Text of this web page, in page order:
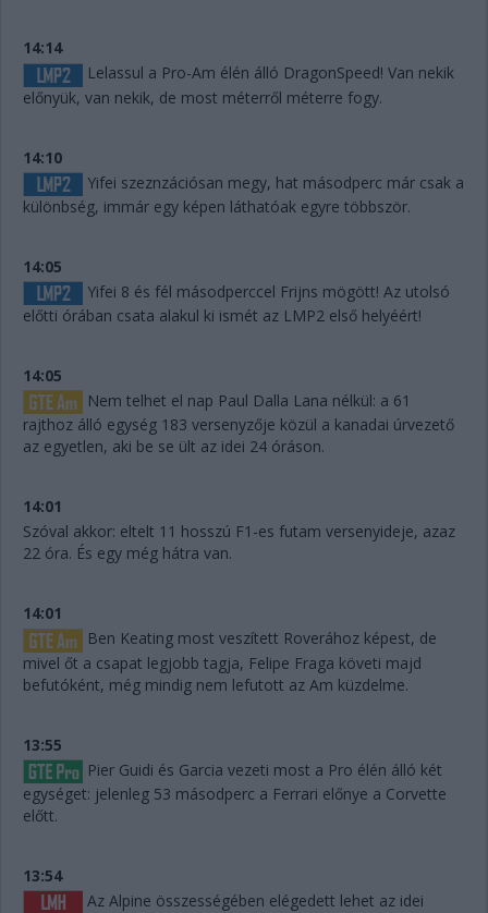
14:14
Lelassul a Pro-Am élén álló DragonSpeed! Van nekik
előnyük, van nekik, de most méterről méterre fogy.
14:10
Yifei szeznzációsan megy, hat másodperc már csak a
különbség, immár egy képen láthatóak egyre többször.
14:05
Yifei 8 és fél másodperccel Frijns mögött! Az utolsó
előtti órában csata alakul ki ismét az LMP2 első helyéért!
14:05
Nem telhet el nap Paul Dalla Lana nélkül: a 61
rajthoz álló egység 183 versenyzője közül a kanadai úrvezető
az egyetlen, aki be se ült az idei 24 óráson.
14:01
Szóval akkor: eltelt 11 hosszú F1-es futam versenyideje, azaz
22 óra. És egy még hátra van.
14:01
Ben Keating most veszített Roverához képest, de
mivel őt a csapat legjobb tagja, Felipe Fraga követi majd
befutóként, még mindig nem lefutott az Am küzdelme.
13:55
Pier Guidi és Garcia vezeti most a Pro élén álló két
egységet: jelenleg 53 másodperc a Ferrari előnye a Corvette
előtt.
13:54
Az Alpine összességében elégedett lehet az idei